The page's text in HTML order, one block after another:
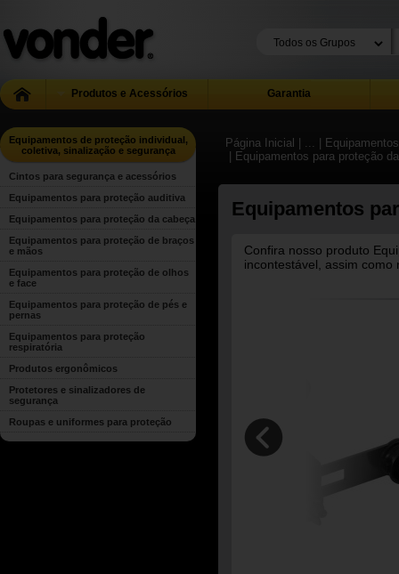
Produtos e Acessórios Garantia
Equipamentos de proteção individual,
coletiva, sinalização e segurança
Cintos para segurança e acessórios
Equipamentos para proteção auditiva
Equipamentos para proteção da cabeça
Equipamentos para proteção de braços
e mãos
Equipamentos para proteção de olhos
e face
Equipamentos para proteção de pés e
pernas
Equipamentos para proteção
respiratória
Produtos ergonômicos
Protetores e sinalizadores de
segurança
Roupas e uniformes para proteção
Página Inicial | ...
|
| Equipamentos para proteção
Equipamentos
Confira nosso produto
incontestável, assim